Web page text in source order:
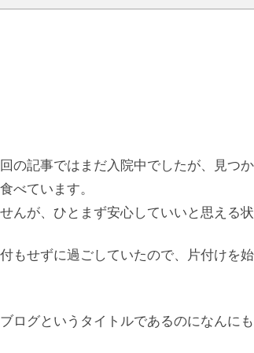
の記事ではまだ入院中でしたが、見つ
べています。
んが、ひとまず安心していいと思える状
もせずに過ごしていたので、片付けを
ログというタイトルであるのになんに